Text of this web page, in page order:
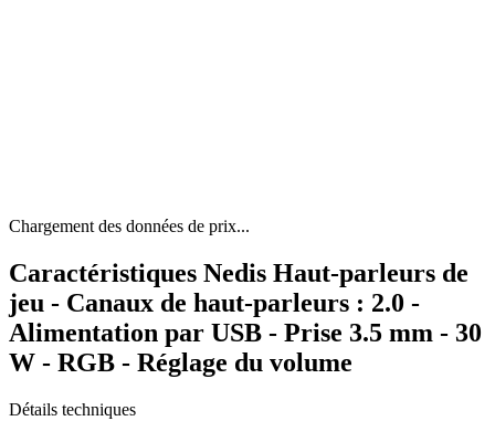
Chargement des données de prix...
Caractéristiques Nedis Haut-parleurs de
jeu - Canaux de haut-parleurs : 2.0 -
Alimentation par USB - Prise 3.5 mm - 30
W - RGB - Réglage du volume
Détails techniques